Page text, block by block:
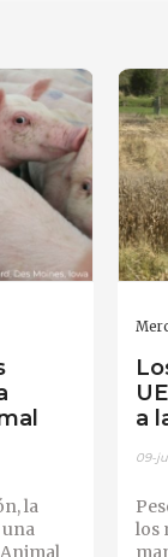
la
a
09-
los